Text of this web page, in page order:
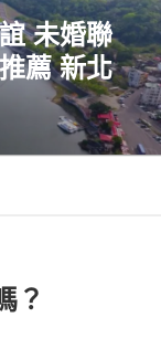
未婚聯
薦 新北
？